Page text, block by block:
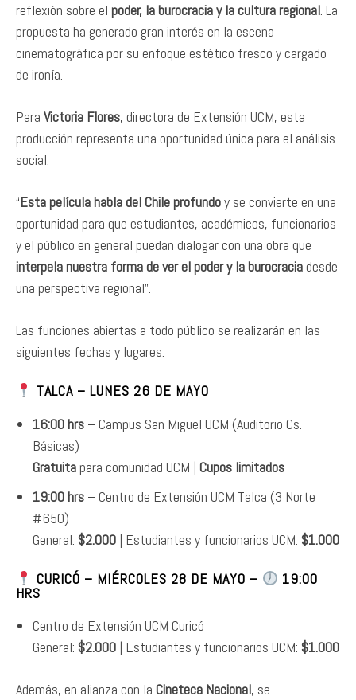
reflexión sobre el poder, la burocracia y la cultura regional. La
propuesta ha generado gran interés en la escena
cinematográfica por su enfoque estético fresco y cargado
de ironía.
Para Victoria Flores, directora de Extensión UCM, esta
producción representa una oportunidad única para el análisis
social:
“Esta película habla del Chile profundoy se convierte en una
oportunidad para que estudiantes, académicos, funcionarios
y el público en general puedan dialogar con una obra que
interpela nuestra forma de ver el poder y la burocraciadesde
una perspectiva regional”.
Las funciones abiertas a todo público se realizarán en las
siguientes fechas y lugares:
TALCA– LUNES 26 DE MAYO
16:00 hrs – Campus San Miguel UCM (Auditorio Cs.
Básicas)
Gratuitapara comunidad UCM | Cupos limitados
19:00 hrs – Centro de Extensión UCM Talca (3 Norte
#650)
General: $2.000 | Estudiantes y funcionarios UCM: $1.000
CURICÓ – MIÉRCOLES 28 DE MAYO – 19:00
HRS
Centro de Extensión UCM Curicó
General: $2.000 | Estudiantes y funcionarios UCM: $1.000
Además, en alianza con la Cineteca Nacional, se